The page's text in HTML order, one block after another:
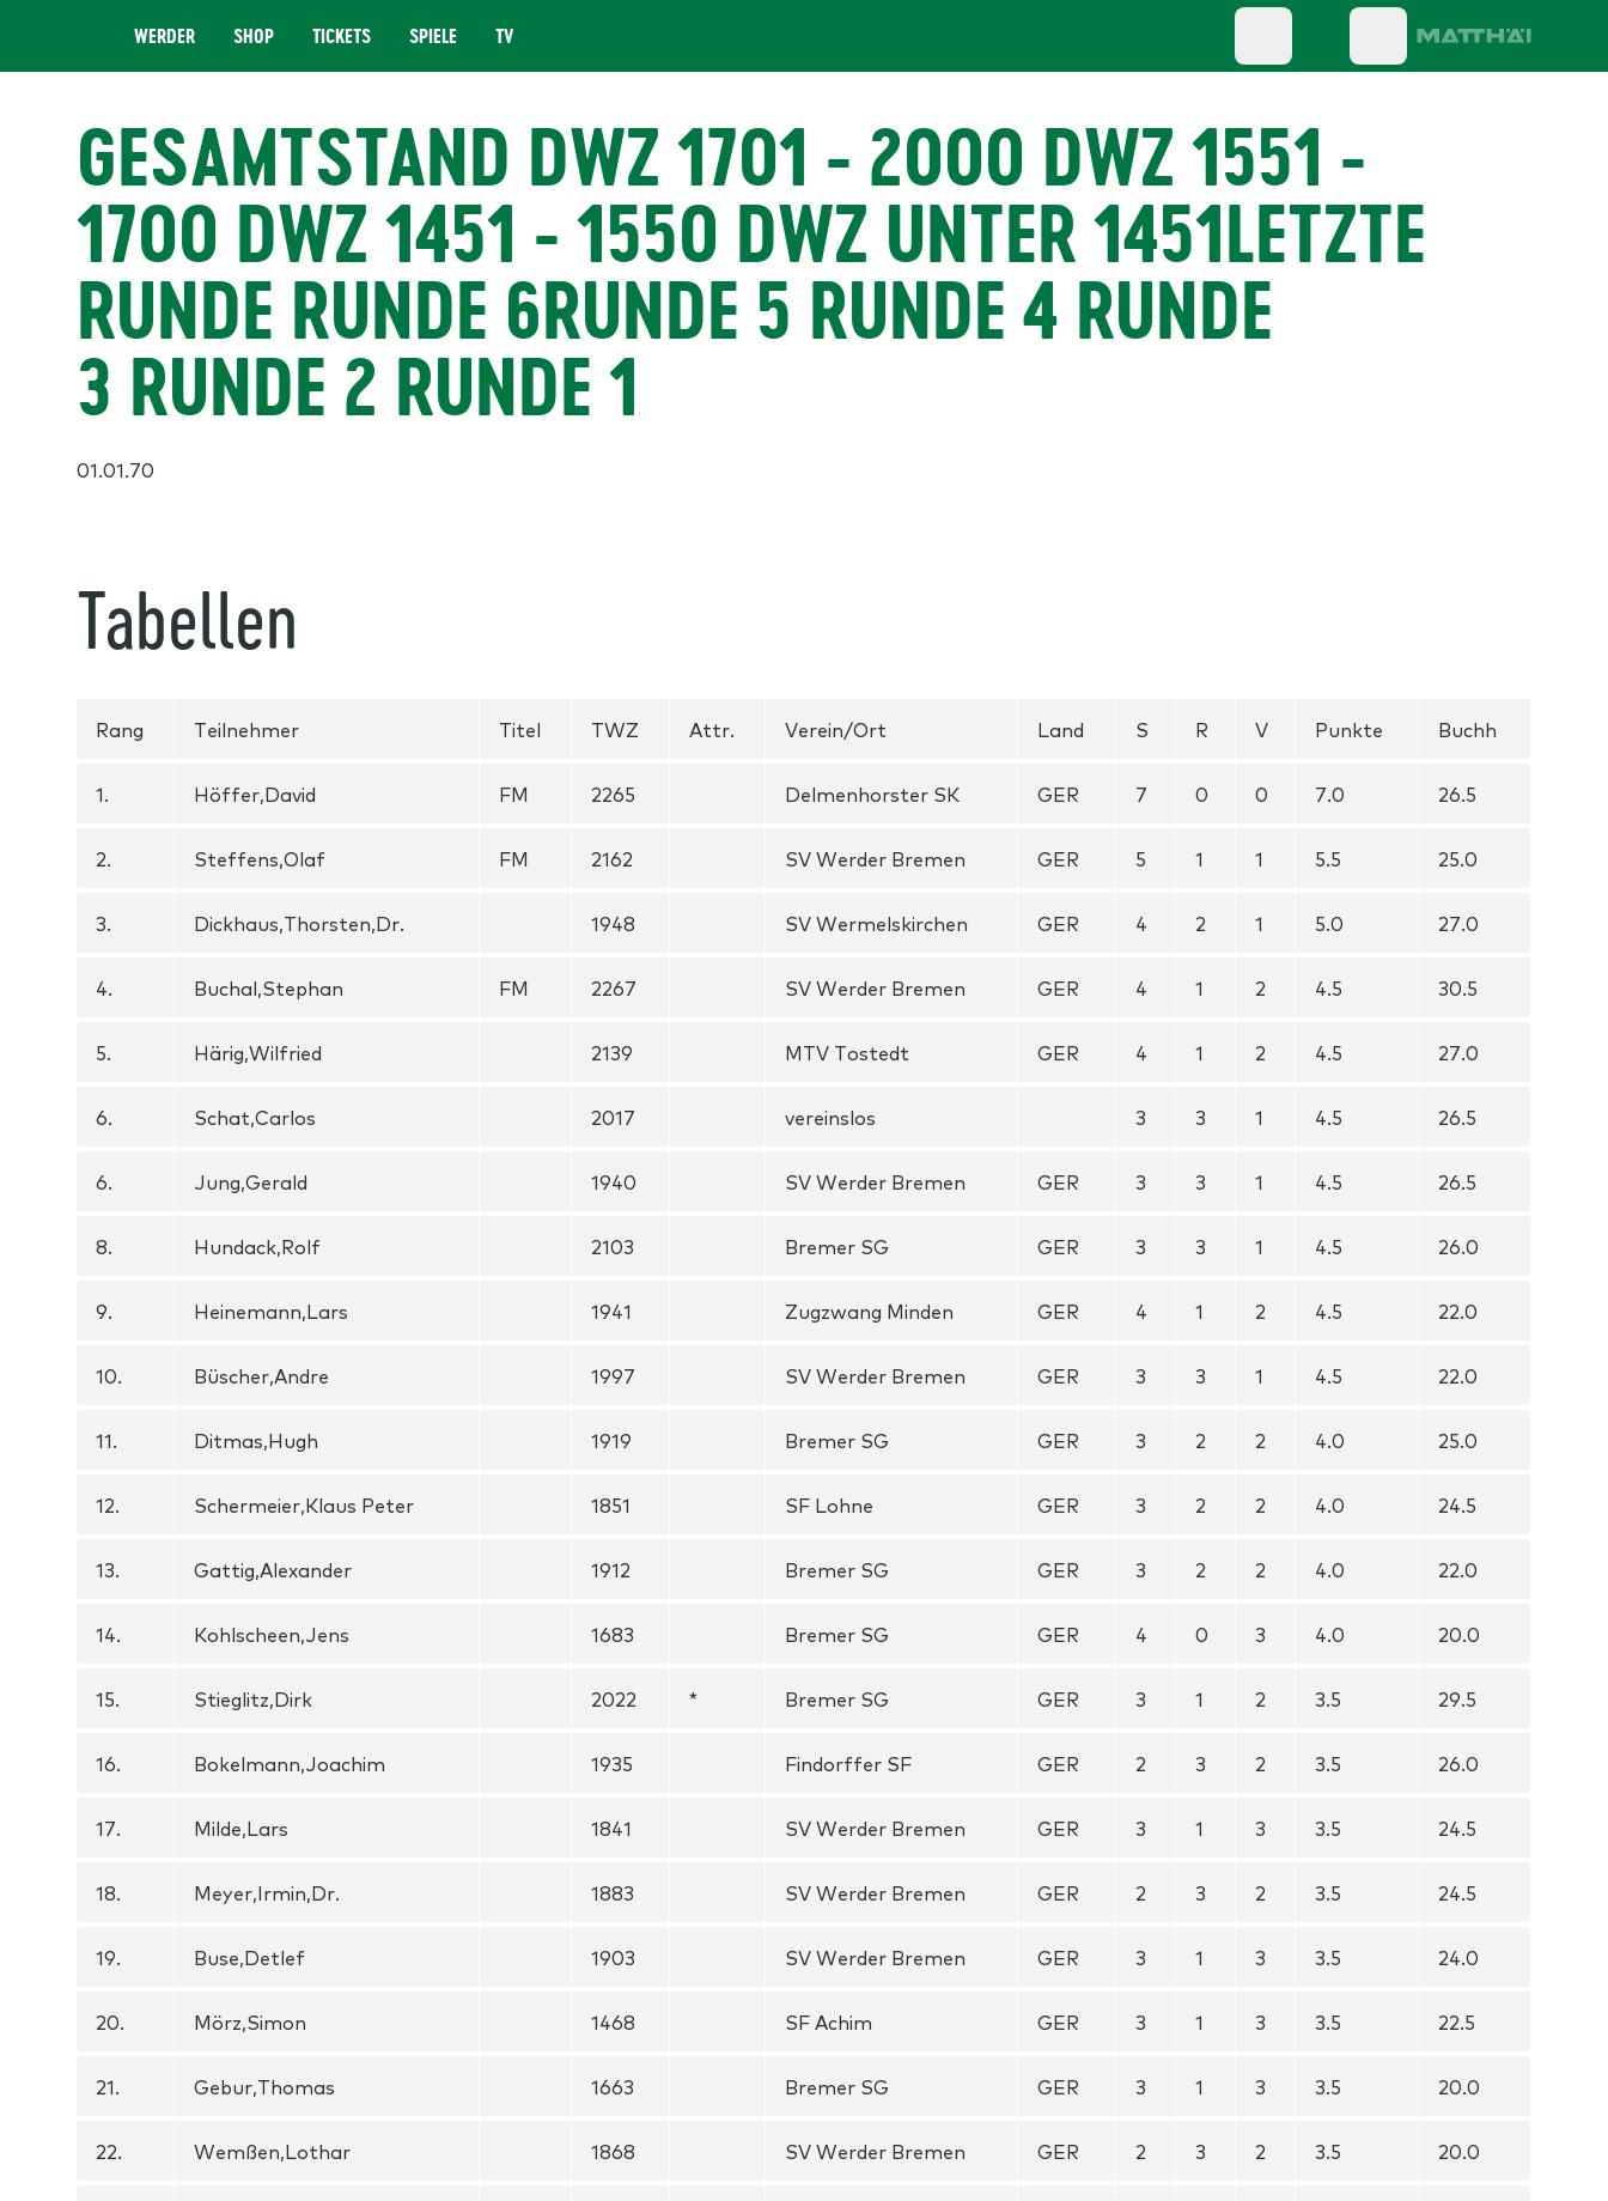
WERDER SHOP TICKETS SPIELE TV
GESAMTSTAND DWZ 1701 - 2000 DWZ 1551 -
1700 DWZ 1451 - 1550 DWZ UNTER 1451LETZTE
RUNDE RUNDE 6RUNDE 5 RUNDE 4 RUNDE
3 RUNDE 2 RUNDE 1
01.01.70
Tabellen
Rang Teilnehmer Titel TWZ Attr. Verein/Ort Land S R V Punkte Buchh
1. Höffer,David FM 2265 Delmenhorster SK GER 7 0 0 7.0 26.5
2. Steffens,Olaf FM 2162 SV Werder Bremen GER 5 1 1 5.5 25.0
3. Dickhaus,Thorsten,Dr. 1948 SV Wermelskirchen GER 4 2 1 5.0 27.0
4. Buchal,Stephan FM 2267 SV Werder Bremen GER 4 1 2 4.5 30.5
5. Härig,Wilfried 2139 MTV Tostedt GER 4 1 2 4.5 27.0
6. Schat,Carlos 2017 vereinslos 3 3 1 4.5 26.5
6. Jung,Gerald 1940 SV Werder Bremen GER 3 3 1 4.5 26.5
8. Hundack,Rolf 2103 Bremer SG GER 3 3 1 4.5 26.0
9. Heinemann,Lars 1941 Zugzwang Minden GER 4 1 2 4.5 22.0
10. Büscher,Andre 1997 SV Werder Bremen GER 3 3 1 4.5 22.0
11. Ditmas,Hugh 1919 Bremer SG GER 3 2 2 4.0 25.0
12. Schermeier,Klaus Peter 1851 SF Lohne GER 3 2 2 4.0 24.5
13. Gattig,Alexander 1912 Bremer SG GER 3 2 2 4.0 22.0
14. Kohlscheen,Jens 1683 Bremer SG GER 4 0 3 4.0 20.0
15. Stieglitz,Dirk 2022 * Bremer SG GER 3 1 2 3.5 29.5
16. Bokelmann,Joachim 1935 Findorffer SF GER 2 3 2 3.5 26.0
17. Milde,Lars 1841 SV Werder Bremen GER 3 1 3 3.5 24.5
18. Meyer,Irmin,Dr. 1883 SV Werder Bremen GER 2 3 2 3.5 24.5
19. Buse,Detlef 1903 SV Werder Bremen GER 3 1 3 3.5 24.0
20. Mörz,Simon 1468 SF Achim GER 3 1 3 3.5 22.5
21. Gebur,Thomas 1663 Bremer SG GER 3 1 3 3.5 20.0
22. Wemßen,Lothar 1868 SV Werder Bremen GER 2 3 2 3.5 20.0